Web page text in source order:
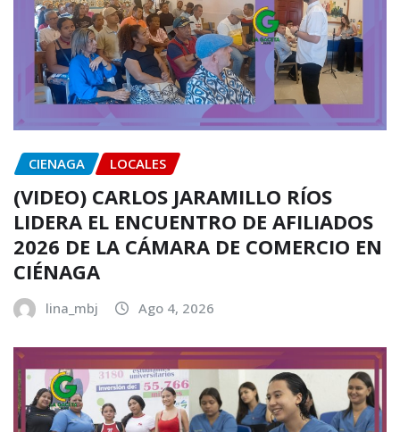
CIENAGA LOCALES
(VIDEO) CARLOS JARAMILLO RÍOS
LIDERA EL ENCUENTRO DE AFILIADOS
2026 DE LA CÁMARA DE COMERCIO EN
CIÉNAGA
lina_mbj Ago 4, 2026